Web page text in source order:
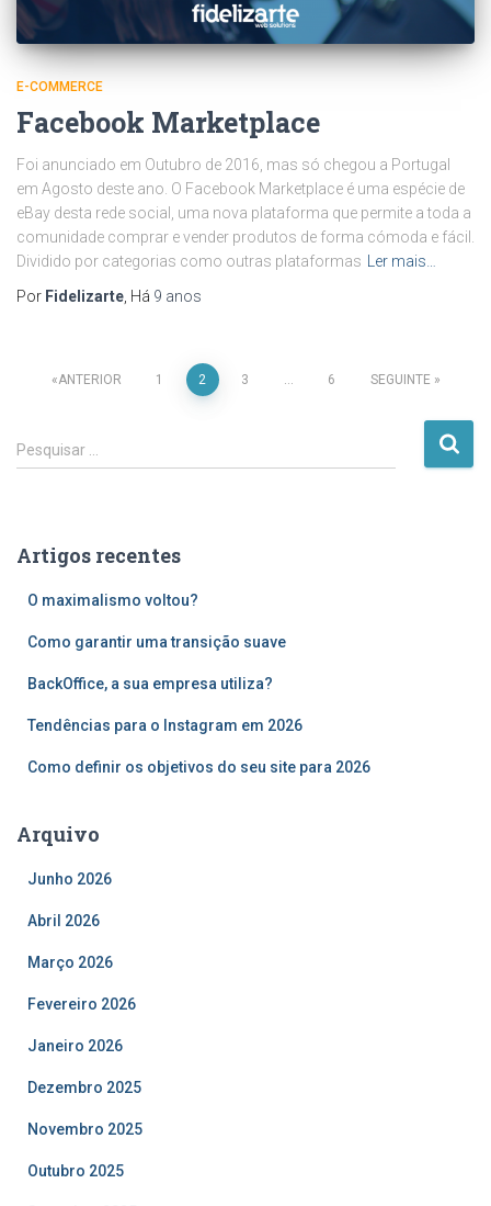
E-COMMERCE
Facebook Marketplace
Foi anunciado em Outubro de 2016, mas só chegou a Portugal
em Agosto deste ano. O Facebook Marketplace é uma espécie de
eBay desta rede social, uma nova plataforma que permite a toda a
comunidade comprar e vender produtos de forma cómoda e fácil.
Dividido por categorias como outras plataformas
Ler mais…
Por Fidelizarte , Há 9 anos
Paginação
dos
ANTERIOR 1 2 3 6 SEGUINTE
P
e
i
Pesquisar …
Artigos recentes
O maximalismo voltou?
Como garantir uma transição suave
BackOffice, a sua empresa utiliza?
Tendências para o Instagram em 2026
Como definir os objetivos do seu site para 2026
Arquivo
Junho 2026
Abril 2026
Março 2026
Fevereiro 2026
Janeiro 2026
Dezembro 2025
Novembro 2025
Outubro 2025